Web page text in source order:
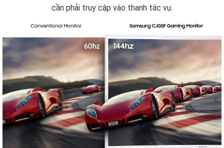
cần phải truy cập vào thanh tác vụ.